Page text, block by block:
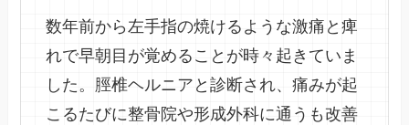
数年前から左手指の焼けるような激痛と痺
れで早朝目が覚めることが時々起きていま
した。脛椎ヘルニアと診断され、痛みが起
こるたびに整骨院や形成外科に通うも改善